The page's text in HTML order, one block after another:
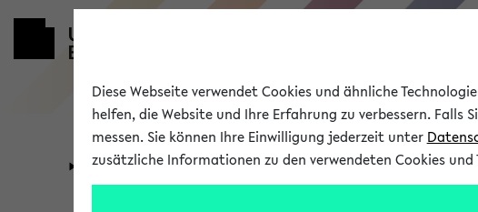
Universität Forschung
Diese Webseite verwendet Cookies und ähnliche
helfen, die Website und Ihre Erfahrung zu verbessern.
messen. Sie können Ihre Einwilligung jederzeit unter
zusätzliche Informationen zu den verwendeten Cookies und